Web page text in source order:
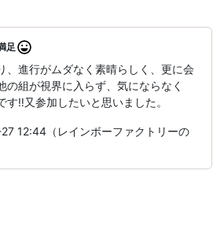
足
、進行がムダなく素晴らしく、更に会
の組が視界に入らず、気にならなく
す‼️又参加したいと思いました。
12:44（レインボーファクトリーの